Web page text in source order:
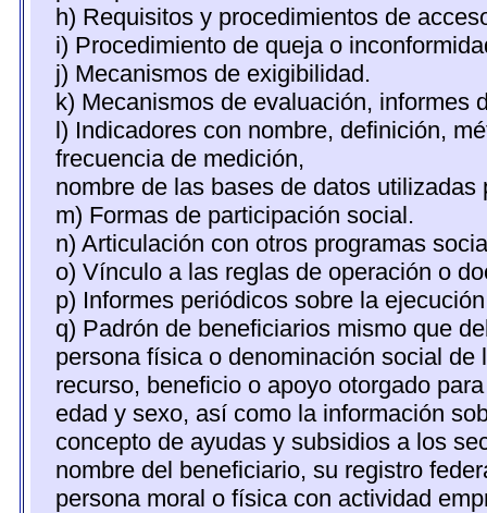
h) Requisitos y procedimientos de
i) Procedimiento de queja o
j) Mecanismos de exigibilidad.
k) Mecanismos de evaluación, informes
l) Indicadores con nombre, definición,
frecuencia de medición,
nombre de las bases de datos utilizadas
m) Formas de participación social.
n) Articulación con otros programas
o) Vínculo a las reglas de operación o
p) Informes periódicos sobre la
q) Padrón de beneficiarios mismo que
persona física o denominación social
recurso, beneficio o apoyo otorgado
edad y sexo, así como la información
concepto de ayudas y subsidios a los
nombre del beneficiario, su registro
persona moral o física con actividad